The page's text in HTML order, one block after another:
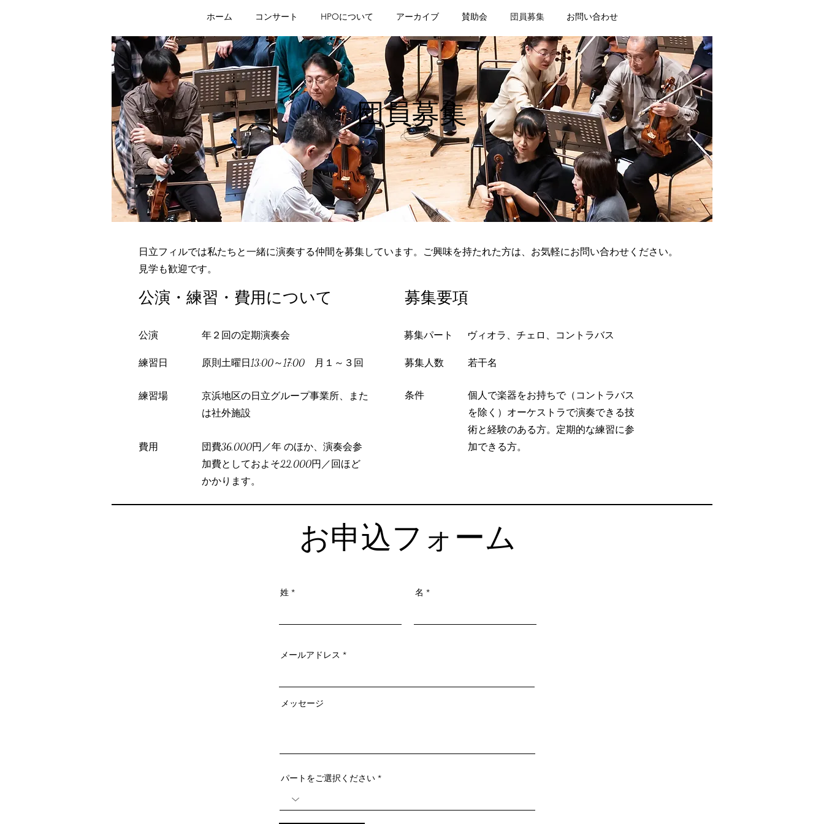
ホーム コンサート HPOについて アーカイブ 賛助会 団員募集 お問い合わせ
団員募集
日立フィルでは私たちと一緒に演奏する仲間を募集しています。ご興味を持たれた方は、お気軽にお問い合わせください。
見学も歓迎です。
公演・練習・費用について
公演 ​年２回の定期演奏会
​練習日 原則土曜日13:00～17:00 月１～３回
​練習場
京浜地区の日立グループ事業所、また
は社外施設
​費用
団費36,000円／年 のほか、演奏会参
加費としておよそ22,000円／回ほど
かかります。
​募集要項
​募集パート ​ヴィオラ、チェロ、コントラバス
​募集人数 若干名
​条件
個人で楽器をお持ちで（コントラバス
を除く）オーケストラで演奏できる技
術と経験のある方。定期的な練習に参
加できる方。
お申込フォーム
姓 名
メールアドレス
メッセージ
パートをご選択ください